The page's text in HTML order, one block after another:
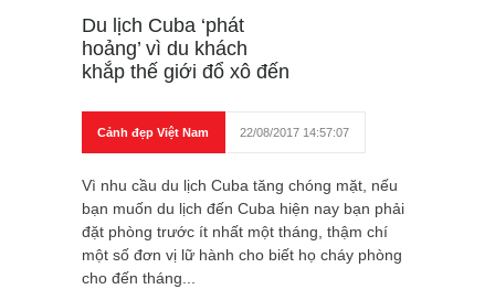
Du lịch Cuba ‘phát
hoảng’ vì du khách
khắp thế giới đổ xô đến
Cảnh đẹp Việt Nam 22/08/2017 14:57:07
Vì nhu cầu du lịch Cuba tăng chóng mặt, nếu
bạn muốn du lịch đến Cuba hiện nay bạn phải
đặt phòng trước ít nhất một tháng, thậm chí
một số đơn vị lữ hành cho biết họ cháy phòng
cho đến tháng...